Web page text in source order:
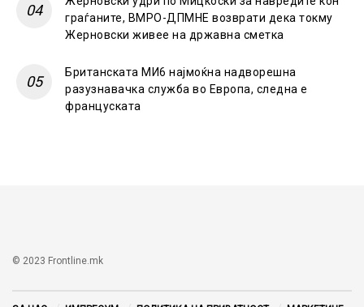
граѓаните, ВМРО-ДПМНЕ возврати дека токму
Жерновски живее на државна сметка
Британската МИ6 најмоќна надворешна
разузнавачка служба во Европа, следна е
француската
© 2023 Frontline.mk